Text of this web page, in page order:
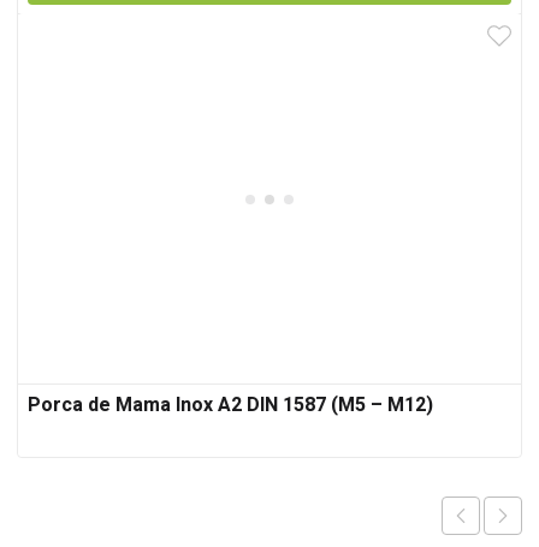
Porca de Mama Inox A2 DIN 1587 (M5 – M12)